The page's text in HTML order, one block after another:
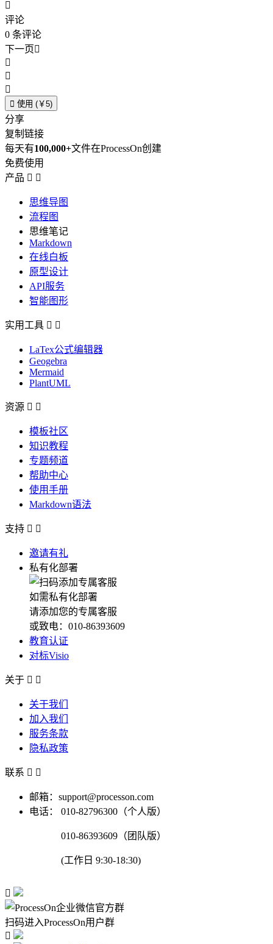

评论
0 条评论
下一页



 使用 (￥5)
分享
复制链接
每天有100,000+文件在ProcessOn创建
免费使用
产品  
思维导图
流程图
思维笔记
Markdown
在线白板
原型设计
API服务
智能图形
实用工具  
LaTex公式编辑器
Geogebra
Mermaid
PlantUML
资源  
模板社区
知识教程
专题频道
帮助中心
使用手册
Markdown语法
支持  
邀请有礼
私有化部署
如需私有化部署
请添加您的专属客服
或致电：010-86393609
教育认证
对标Visio
关于  
关于我们
加入我们
服务条款
隐私政策
联系  
邮箱：support@processon.com
电话：
010-82796300（个人版）
010-86393609（团队版）
(工作日 9:30-18:30)

扫码进入ProcessOn用户群
